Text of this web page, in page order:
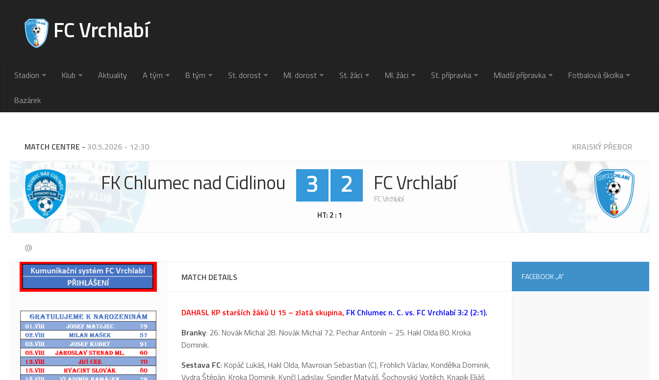
FC Vrchlabí
Stadion Klub Aktuality A tým B tým St. dorost Ml. dorost St. žáci Ml. žáci St. přípravka Mladší přípravka Fotbalová školka
Bazárek
MATCH CENTRE - 30.5.2026 - 12:30 KRAJSKÝ PŘEBOR
FK Chlumec nad Cidlinou 3 FC Vrchlabí
FC Vrchlabí
2
HT: 2 : 1
HT: 2 : 1
@
MATCH DETAILS
DAHASL KP starších žáků U 15 – zlatá skupina, FK Chlumec n. C. vs. FC Vrchlabí 3:2 (2:1).
Branky: 26. Novák Michal 28. Novák Michal 72. Pechar Antonín – 25. Hakl Olda 80. Kroka
Dominik.
Sestava FC: Kopáč Lukáš, Hakl Olda, Mavroian Sebastian (C), Fröhlich Václav, Kondělka Dominik,
Vydra Štěpán, Kroka Dominik, Kynčl Ladislav, Spindler Matyáš, Šochovský Vojtěch, Knapík Eliáš,
FACEBOOK „A“